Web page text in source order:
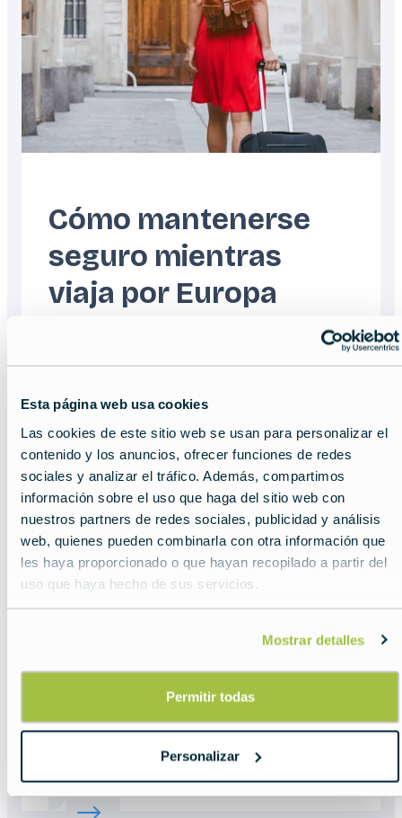
Esta página web usa cookies
Las cookies de este sitio web se usan para personalizar el
contenido y los anuncios, ofrecer funciones de redes
sociales y analizar el tráfico. Además, compartimos
información sobre el uso que haga del sitio web con
nuestros partners de redes sociales, publicidad y análisis
web, quienes pueden combinarla con otra información que
les haya proporcionado o que hayan recopilado a partir del
uso que haya hecho de sus servicios.
Mostrar detalles
Permitir todas
Personalizar
Cómo mantenerse
seguro mientras
viaja por Europa
Cómo mantenerse
Featured
La guía definitiva de
las monedas
europeas
Read more about:La guía definitiva de las